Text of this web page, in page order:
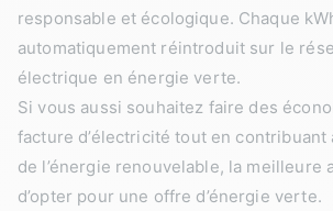
responsable et écologique. Chaque
automatiquement réintroduit sur le
électrique en énergie verte.
Si vous aussi souhaitez faire des
facture d’électricité tout en contribuant
de l’énergie renouvelable, la meilleure
d’opter pour une offre d’énergie verte.